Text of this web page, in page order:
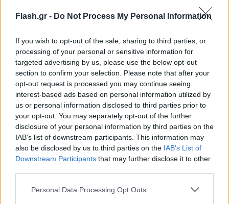
Flash.gr - Do Not Process My Personal Information
If you wish to opt-out of the sale, sharing to third parties, or
processing of your personal or sensitive information for
targeted advertising by us, please use the below opt-out
section to confirm your selection. Please note that after your
opt-out request is processed you may continue seeing
interest-based ads based on personal information utilized by
us or personal information disclosed to third parties prior to
your opt-out. You may separately opt-out of the further
disclosure of your personal information by third parties on the
IAB’s list of downstream participants. This information may
also be disclosed by us to third parties on the IAB’s List of
Downstream Participants that may further disclose it to other
Please note that this website/app uses one or more Google
Personal Data Processing Opt Outs
Από οικογενειακή επιχείρηση σε παγκόσμια
δύναμη
Η Samsung ιδρύθηκε το 1938 από τον Lee Byung-
chul ως μικρό εμπορικό κατάστημα. Σήμερα
αποτελεί τον μεγαλύτερο «chaebol» της Νότιας
Κορέας - έναν οικογενειακό επιχειρηματικό όμιλο
με δραστηριότητες από την τεχνολογία μέχρι τις
κατασκευές και τα χρηματοοικονομικά.